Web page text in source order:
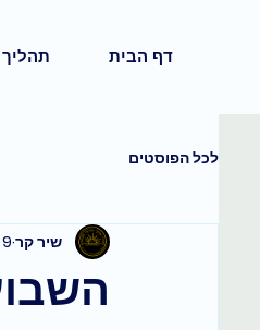
דף הבית תהליך
לכל הפוסטים
שיר קר 9 באפר׳ 2025